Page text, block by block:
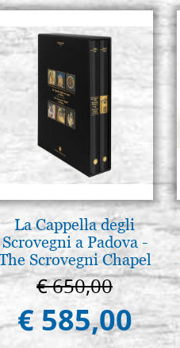
La Cappella degli
Scrovegni a Padova -
Scrovegni Chapel
in Padua
€ 650,00
€ 585,00